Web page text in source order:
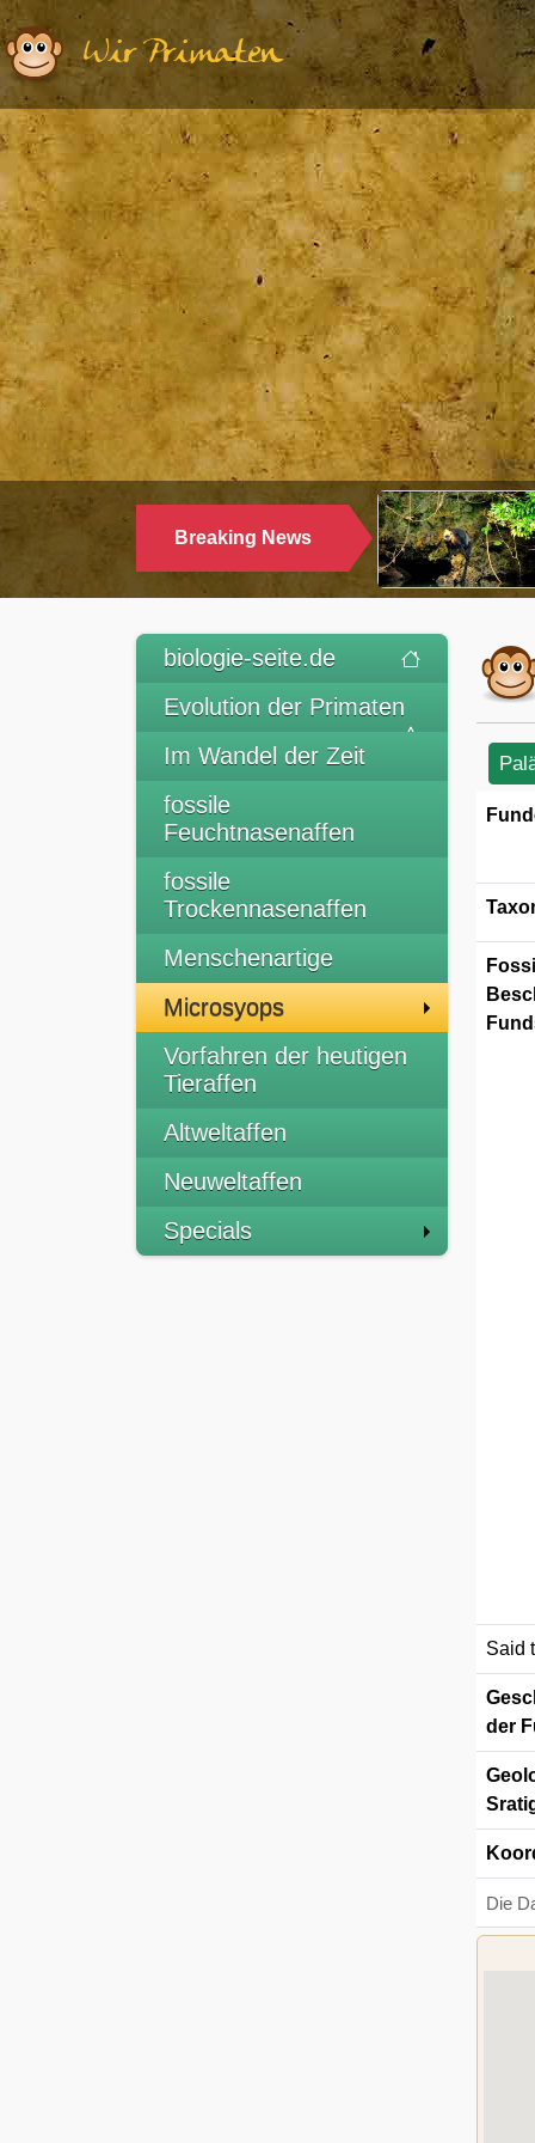
Wir Primaten
Breaking News
Ethologie | Primatologie |28.10.2024
WARUM LANGUREN
biologie-seite.de
Evolution der Primaten
Im Wandel der Zeit
fossile
Feuchtnasenaffen
fossile
Trockennasenaffen
Menschenartige
Microsyops
Vorfahren der heutigen
Tieraffen
Altweltaffen
Neuweltaffen
Specials
Said
der
Die